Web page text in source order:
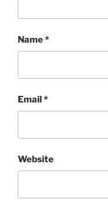
Name*
Email*
Website